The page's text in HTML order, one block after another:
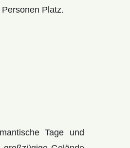
Platz.
Tage und